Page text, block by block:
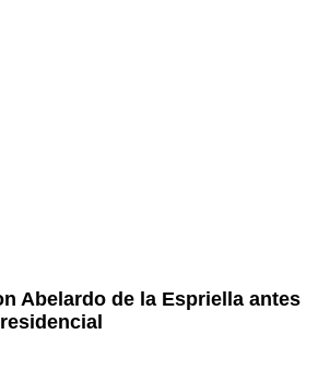
Abelardo de la Espriella antes